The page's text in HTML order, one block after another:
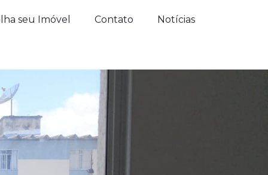
seu Imóvel Contato Notícias